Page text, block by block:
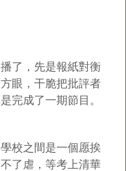
了，先是報紙對衡
眼，干脆把批評者
完成了一期節目。
校之間是一個愿挨
了虐，等考上清華